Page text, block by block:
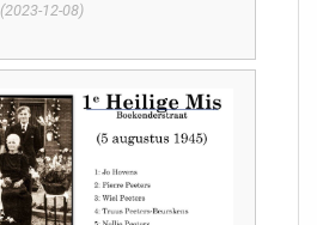
(2023-12-08)